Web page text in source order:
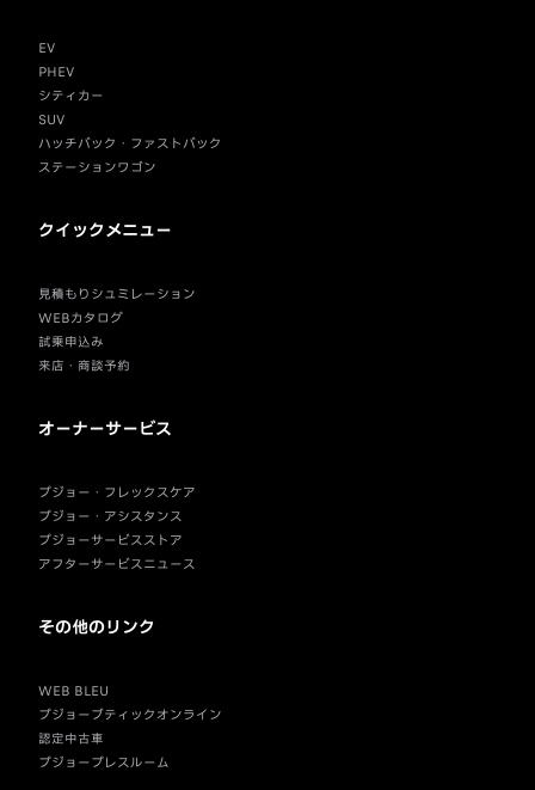
EV
PHEV
シティカー
SUV
ハッチバック・ファストバック
ステーションワゴン
クイックメニュー
見積もりシュミレーション
WEBカタログ
試乗申込み
来店・商談予約
オーナーサービス
プジョー・フレックスケア
プジョー・アシスタンス
プジョーサービスストア
アフターサービスニュース
その他のリンク
WEB BLEU
プジョーブティックオンライン
認定中古車
プジョープレスルーム